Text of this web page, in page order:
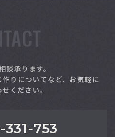
談承ります。
りについてなど、お気軽に
ください。
331-753